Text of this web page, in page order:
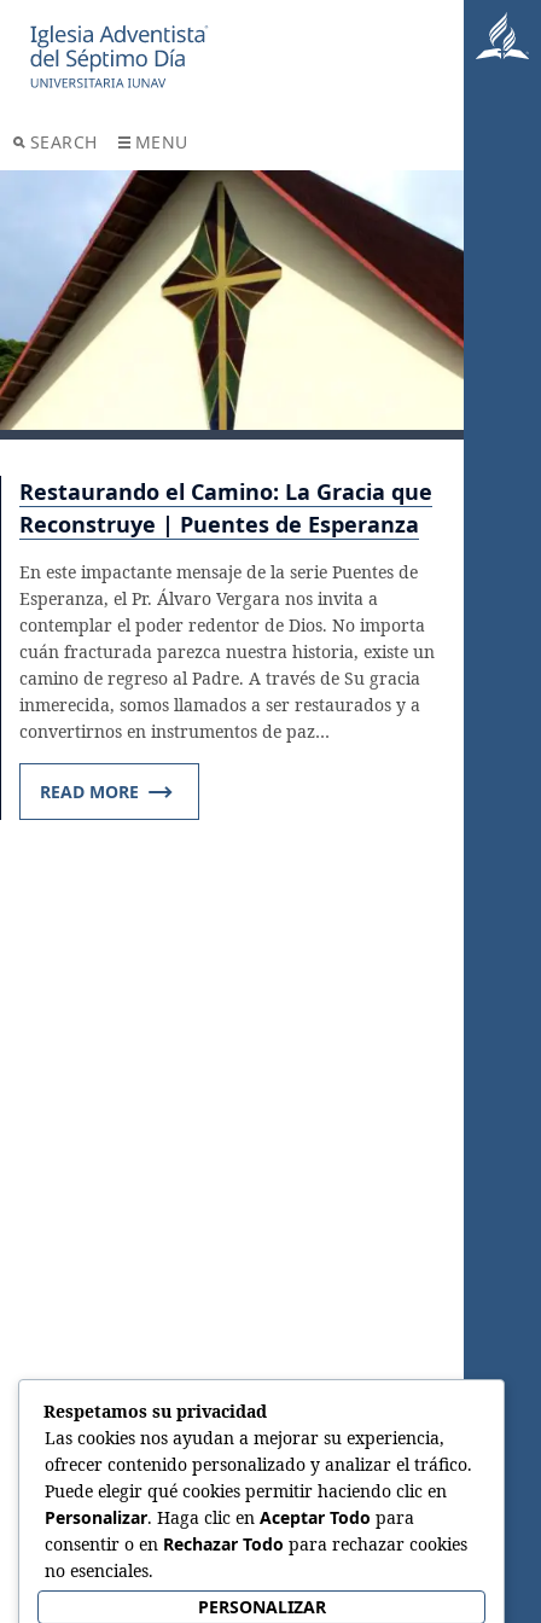
SEARCH MENU
Restaurando el Camino: La Gracia que
Reconstruye | Puentes de Esperanza
En este impactante mensaje de la serie Puentes de
Esperanza, el Pr. Álvaro Vergara nos invita a
contemplar el poder redentor de Dios. No importa
cuán fracturada parezca nuestra historia, existe un
camino de regreso al Padre. A través de Su gracia
inmerecida, somos llamados a ser restaurados y a
convertirnos en instrumentos de paz…
READ MORE
Respetamos su privacidad
Las cookies nos ayudan a mejorar su experiencia,
ofrecer contenido personalizado y analizar el tráfico.
Puede elegir qué cookies permitir haciendo clic en
Personalizar. Haga clic en Aceptar Todo para
consentir o en Rechazar Todo para rechazar cookies
no esenciales.
PERSONALIZAR